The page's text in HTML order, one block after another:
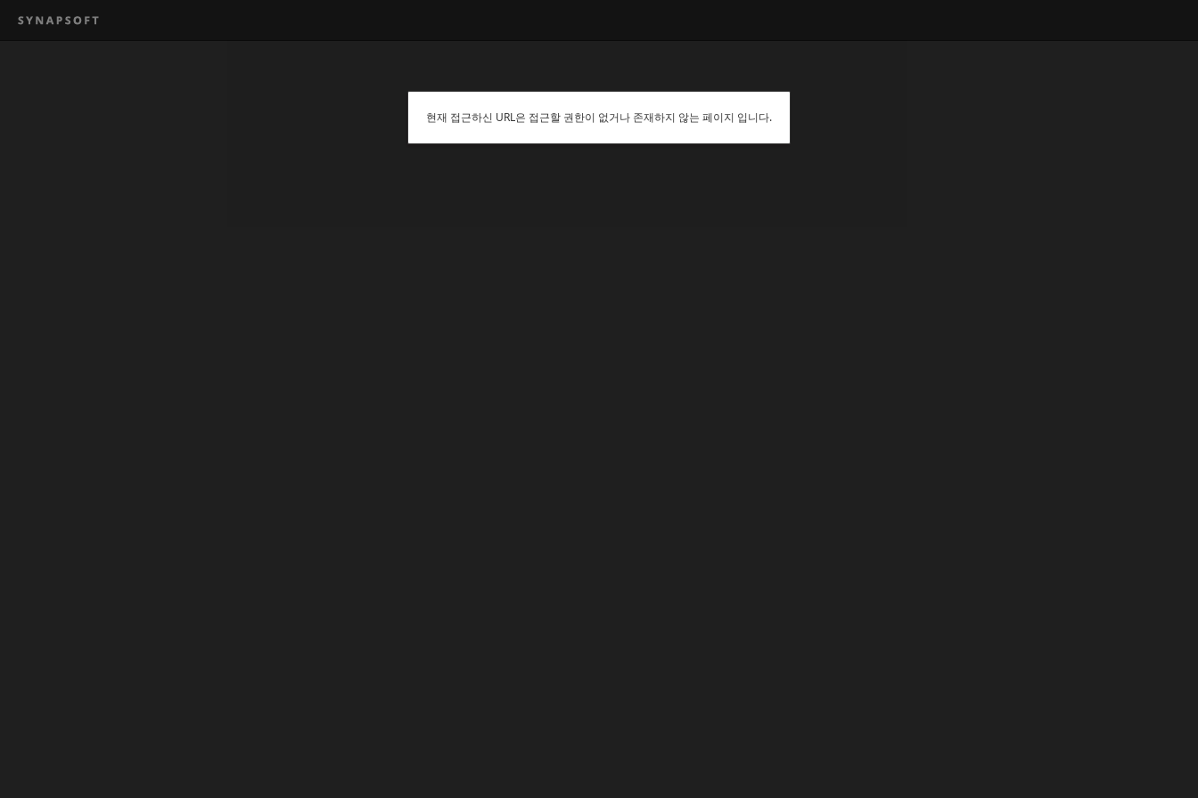
현재 접근하신 URL은 접근할 권한이 없거나 존재하지 않는 페이지 입니다.